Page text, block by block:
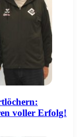
voller Erfolg!